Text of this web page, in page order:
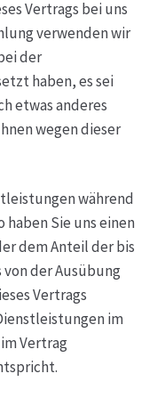
Vertrags bei uns
verwenden wir
der
haben, es sei
etwas anderes
wegen dieser
während
Sie uns einen
dem Anteil der bis
der Ausübung
Vertrags
im
Vertrag